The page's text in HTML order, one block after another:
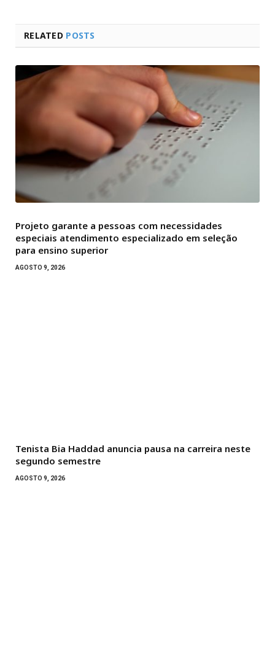
RELATED POSTS
Projeto garante a pessoas com necessidades
especiais atendimento especializado em seleção
para ensino superior
AGOSTO 9, 2026
Tenista Bia Haddad anuncia pausa na carreira neste
segundo semestre
AGOSTO 9, 2026